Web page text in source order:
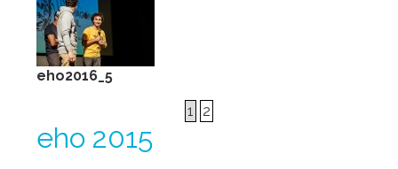
eho2016_5
1 2
eho 2015